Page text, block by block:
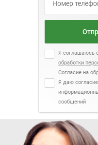
Я соглашаюсь
обработки
Согласие на
Я даю
сообщений